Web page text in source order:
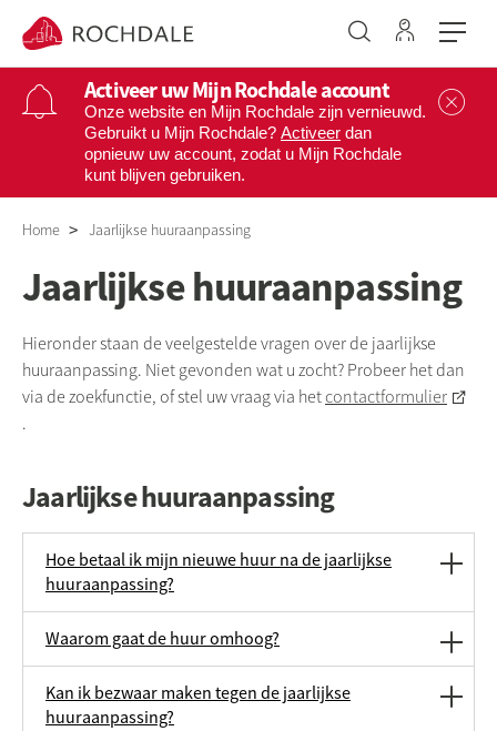
Naar hoofdinhoud
Naar hoofdnavigatiemenu
Naar zoeken
Naar de homepage Ga naar
Activeer uw Mijn Rochdale account
Onze website en Mijn Rochdale zijn vernieuwd.
Gebruikt u Mijn Rochdale? Activeer dan
opnieuw uw account, zodat u Mijn Rochdale
kunt blijven gebruiken.
Home Jaarlijkse huuraanpassing
Jaarlijkse huuraanpassing
Hieronder staan de veelgestelde vragen over de jaarlijkse
huuraanpassing. Niet gevonden wat u zocht? Probeer het dan
via de zoekfunctie, of stel uw vraag via het contactformulier
.
Jaarlijkse huuraanpassing
Hoe betaal ik mijn nieuwe huur na de jaarlijkse
huuraanpassing?
Waarom gaat de huur omhoog?
Kan ik bezwaar maken tegen de jaarlijkse
huuraanpassing?